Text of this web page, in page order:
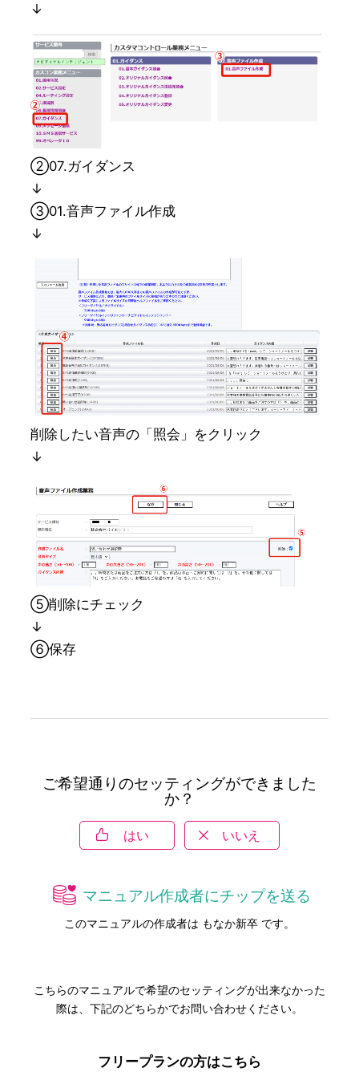
↓
②07.ガイダンス
↓
➂01.音声ファイル作成
↓
削除したい音声の「照会」をクリック
↓
⑤削除にチェック
↓
⑥保存
ご希望通りのセッティングができました
か？
はい いいえ
マニュアル作成者にチップを送る
このマニュアルの作成者は もなか新卒 です。
こちらのマニュアルで希望のセッティングが出来なかった
際は、下記のどちらかでお問い合わせください。
フリープランの方はこちら